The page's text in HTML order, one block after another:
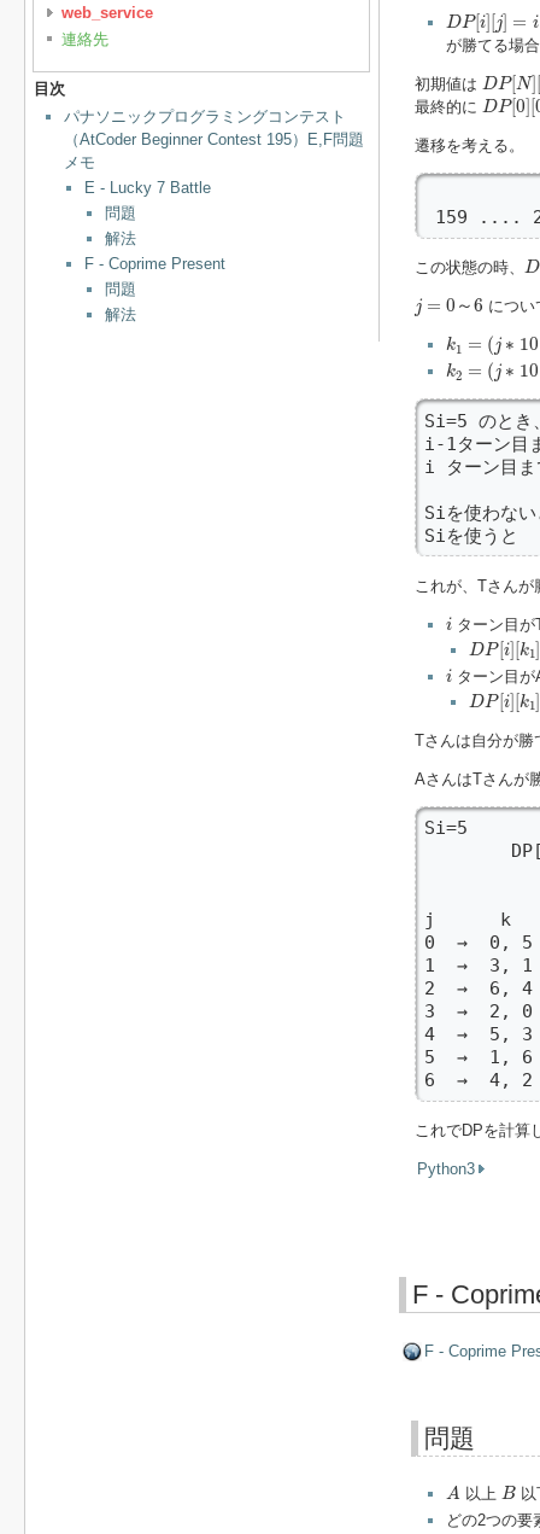
web_service
連絡先
目次
パナソニックプログラミングコンテスト
（AtCoder Beginner Contest 195）E,F問題
メモ
E - Lucky 7 Battle
問題
解法
F - Coprime Present
問題
解法
DP[i][j] =
DP[i][j] =
i
が勝てる場
初期値は DP[N]
DP[N][
最終的に DP[0][
DP[0][0
遷移を考える。
159 ....
この状態の時、 D
D
j = 0 ～6
= ～
につい
k1 = (j ∗ 10
k ∗10 +0
k2 = (j ∗ 10
k ∗10 +
Si=5 のとき
i-1ターン目
i ターン目ま
Siを使わな
Siを使う
これが、Tさん
iターン目が
DP[i][k1]
DP[i][k1 ],
iターン目が
DP[i][k1]
DP[i][k1 ],
Tさんは自分が勝
AさんはTさんが
Si=5
j      k
0  →  0,
1  →  3,
2  →  6,
3  →  2,
4  →  5,
5  →  1,
6  →  4,
これでDPを計算
Python3
F -
F - Coprime
問題
A
A 以上 B
B以
どの2つの要